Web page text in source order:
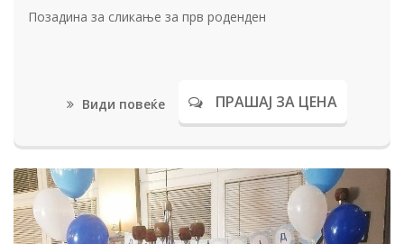
Позадина за сликање за прв роденден
Види повеќе ПРАШАЈ ЗА ЦЕНА